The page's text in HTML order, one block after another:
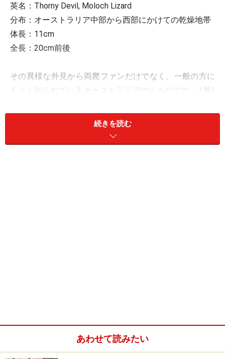
英名：Thorny Devil, Moloch Lizard
分布：オーストラリア中部から西部にかけての乾燥地帯
体長：11cm
全長：20cm前後
その異様な外見から両爬ファンだけでなく、一般の方に
もよく知られているオーストラリアのトカゲです。1属1
こともありますが、まったくの別種です。
があり、個体によって異なる形をしているので、個体識
続きを読む
あわせて読みたい